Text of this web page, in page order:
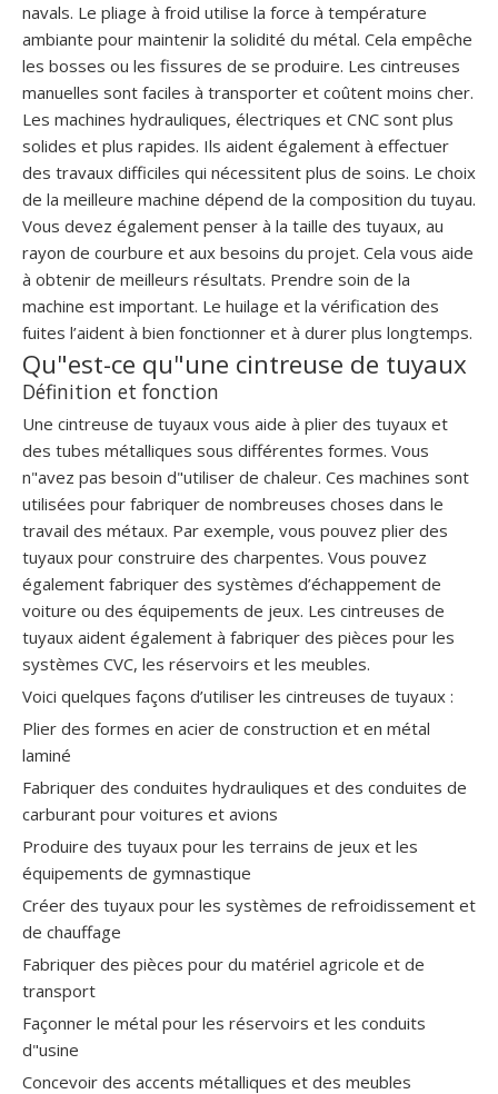
navals. Le pliage à froid utilise la force à température
ambiante pour maintenir la solidité du métal. Cela empêche
les bosses ou les fissures de se produire. Les cintreuses
manuelles sont faciles à transporter et coûtent moins cher.
Les machines hydrauliques, électriques et CNC sont plus
solides et plus rapides. Ils aident également à effectuer
des travaux difficiles qui nécessitent plus de soins. Le choix
de la meilleure machine dépend de la composition du tuyau.
Vous devez également penser à la taille des tuyaux, au
rayon de courbure et aux besoins du projet. Cela vous aide
à obtenir de meilleurs résultats. Prendre soin de la
machine est important. Le huilage et la vérification des
fuites l’aident à bien fonctionner et à durer plus longtemps.
Qu"est-ce qu"une cintreuse de tuyaux
Définition et fonction
Une cintreuse de tuyaux vous aide à plier des tuyaux et
des tubes métalliques sous différentes formes. Vous
n"avez pas besoin d"utiliser de chaleur. Ces machines sont
utilisées pour fabriquer de nombreuses choses dans le
travail des métaux. Par exemple, vous pouvez plier des
tuyaux pour construire des charpentes. Vous pouvez
également fabriquer des systèmes d’échappement de
voiture ou des équipements de jeux. Les cintreuses de
tuyaux aident également à fabriquer des pièces pour les
systèmes CVC, les réservoirs et les meubles.
Voici quelques façons d’utiliser les cintreuses de tuyaux :
Plier des formes en acier de construction et en métal
laminé
Fabriquer des conduites hydrauliques et des conduites de
carburant pour voitures et avions
Produire des tuyaux pour les terrains de jeux et les
équipements de gymnastique
Créer des tuyaux pour les systèmes de refroidissement et
de chauffage
Fabriquer des pièces pour du matériel agricole et de
transport
Façonner le métal pour les réservoirs et les conduits
d"usine
Concevoir des accents métalliques et des meubles